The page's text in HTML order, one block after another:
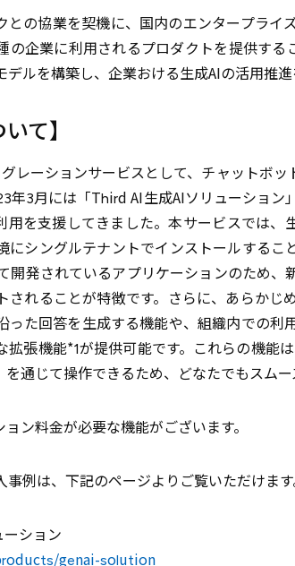
との協業を契機に、国内のエンタープライ
の企業に利用されるプロダクトを提供する
デルを構築し、企業おける生成AIの活用推進
て】
レーションサービスとして、チャットボ
年3月には「Third AI生成AIソリューション
用を支援してきました。本サービスでは、
にシングルテナントでインストールするこ
開発されているアプリケーションのため
されることが特徴です。さらに、あらかじ
った回答を生成する機能や、組織内での利
拡張機能*1が提供可能です。これらの機能
通じて操作できるため、どなたでもスムー
ン料金が必要な機能がございます。
例は、下記のページよりご覧いただけます
ーション
genai-solution